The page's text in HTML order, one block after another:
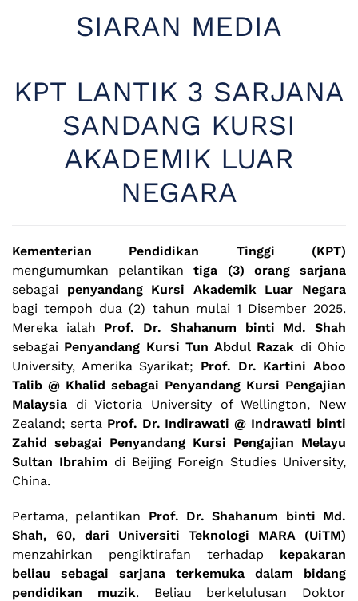
SIARAN MEDIA
KPT LANTIK 3 SARJANA
SANDANG KURSI
AKADEMIK LUAR
NEGARA
Kementerian Pendidikan Tinggi (KPT)
mengumumkan pelantikantiga (3) orang sarjana
sebagai penyandang Kursi Akademik Luar Negara
bagi tempoh dua (2) tahun mulai 1 Disember 2025.
Mereka ialah Prof. Dr. Shahanum binti Md. Shah
sebagai Penyandang Kursi Tun Abdul Razak di Ohio
University, Amerika Syarikat; Prof. Dr. Kartini Aboo
Talib @ Khalid sebagai Penyandang Kursi Pengajian
Malaysia di Victoria University of Wellington, New
Zealand; serta Prof. Dr. Indirawati @ Indrawati binti
Zahid sebagai Penyandang Kursi Pengajian Melayu
Sultan Ibrahim di Beijing Foreign Studies University,
China.
Pertama, pelantikan Prof. Dr. Shahanum binti Md.
Shah, 60, dari Universiti Teknologi MARA (UiTM)
menzahirkan pengiktirafan terhadap kepakaran
beliau sebagai sarjana terkemuka dalam bidang
pendidikan muzik. Beliau berkelulusan Doktor